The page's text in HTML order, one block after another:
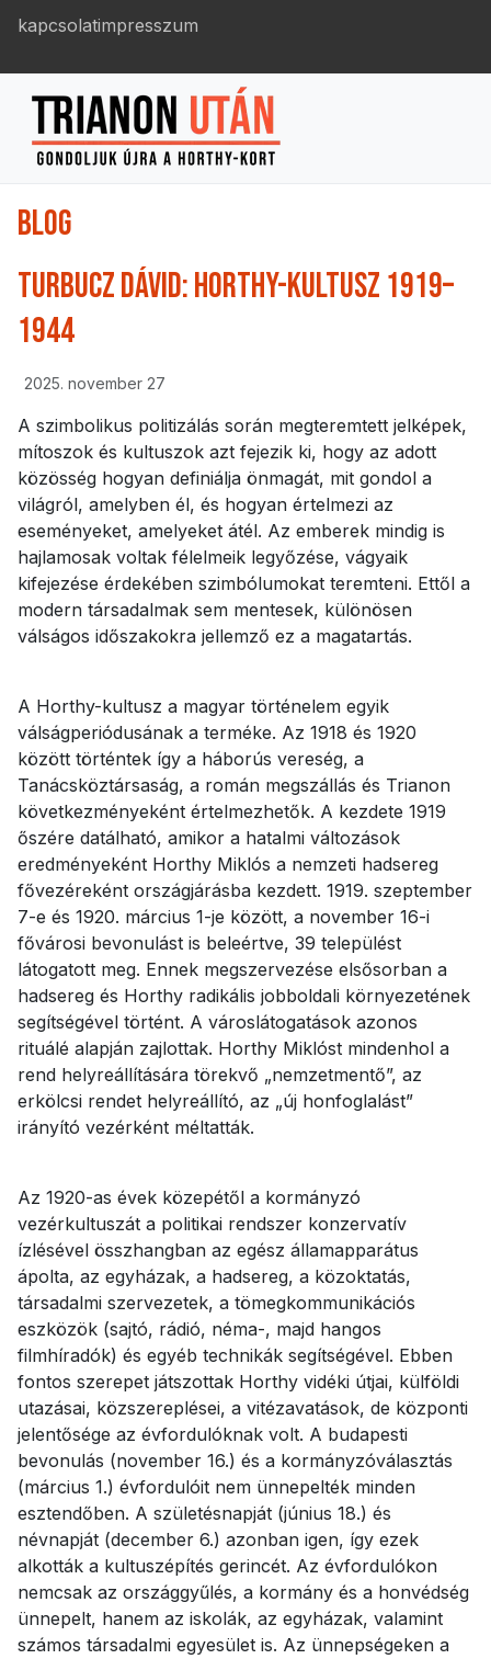
kapcsolatimpresszum
BLOG
TURBUCZ DÁVID: HORTHY-KULTUSZ 1919–
1944
2025. november 27
A szimbolikus politizálás során megteremtett jelképek,
mítoszok és kultuszok azt fejezik ki, hogy az adott
közösség hogyan definiálja önmagát, mit gondol a
világról, amelyben él, és hogyan értelmezi az
eseményeket, amelyeket átél. Az emberek mindig is
hajlamosak voltak félelmeik legyőzése, vágyaik
kifejezése érdekében szimbólumokat teremteni. Ettől a
modern társadalmak sem mentesek, különösen
válságos időszakokra jellemző ez a magatartás.
A Horthy-kultusz a magyar történelem egyik
válságperiódusának a terméke. Az 1918 és 1920
között történtek így a háborús vereség, a
Tanácsköztársaság, a román megszállás és Trianon
következményeként értelmezhetők. A kezdete 1919
őszére datálható, amikor a hatalmi változások
eredményeként Horthy Miklós a nemzeti hadsereg
fővezéreként országjárásba kezdett. 1919. szeptember
7-e és 1920. március 1-je között, a november 16-i
fővárosi bevonulást is beleértve, 39 települést
látogatott meg. Ennek megszervezése elsősorban a
hadsereg és Horthy radikális jobboldali környezetének
segítségével történt. A városlátogatások azonos
rituálé alapján zajlottak. Horthy Miklóst mindenhol a
rend helyreállítására törekvő „nemzetmentő”, az
erkölcsi rendet helyreállító, az „új honfoglalást”
irányító vezérként méltatták.
Az 1920-as évek közepétől a kormányzó
vezérkultuszát a politikai rendszer konzervatív
ízlésével összhangban az egész államapparátus
ápolta, az egyházak, a hadsereg, a közoktatás,
társadalmi szervezetek, a tömegkommunikációs
eszközök (sajtó, rádió, néma-, majd hangos
filmhíradók) és egyéb technikák segítségével. Ebben
fontos szerepet játszottak Horthy vidéki útjai, külföldi
utazásai, közszereplései, a vitézavatások, de központi
jelentősége az évfordulóknak volt. A budapesti
bevonulás (november 16.) és a kormányzóválasztás
(március 1.) évfordulóit nem ünnepelték minden
esztendőben. A születésnapját (június 18.) és
névnapját (december 6.) azonban igen, így ezek
alkották a kultuszépítés gerincét. Az évfordulókon
nemcsak az országgyűlés, a kormány és a honvédség
ünnepelt, hanem az iskolák, az egyházak, valamint
számos társadalmi egyesület is. Az ünnepségeken a